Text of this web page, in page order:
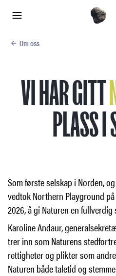
Om oss
VI HAR GITT
PLASS
Som første selskap i Norden,
vedtok Northern Playground
2026, å gi Naturen en
Karoline Andaur,
trer inn som Naturens
rettigheter og plikter som
Naturen både taletid og